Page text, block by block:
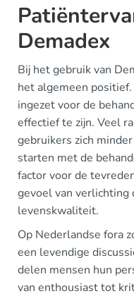
Demadex
Bij het gebruik van
het algemeen
ingezet voor de
effectief te zijn. Veel
gebruikers zich
starten met de
factor voor de
gevoel van verlichting
levenskwaliteit.
Op Nederlandse fora
een levendige
delen mensen hun
van enthousiast tot